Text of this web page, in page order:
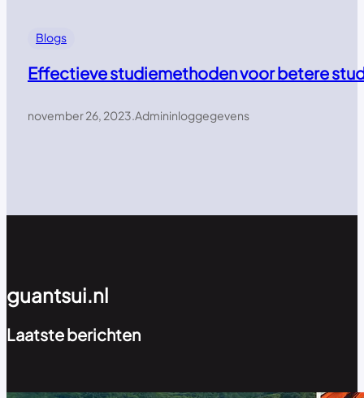
Blogs
Effectieve studiemethoden voor betere
november 26, 2023.Admininloggegevens
guantsui.nl
Laatste berichten